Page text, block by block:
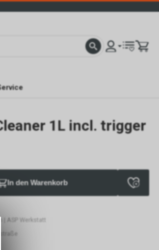
1L incl. trigger
In den Warenkorb
| ASP Werkstatt